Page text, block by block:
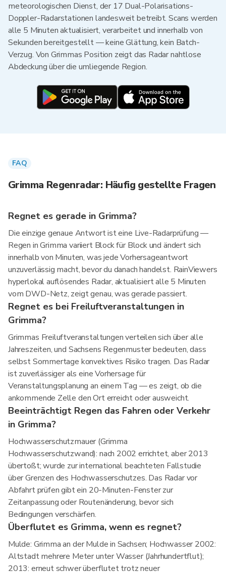
meteorologischen Dienst, der 17 Dual-Polarisations-
Doppler-Radarstationen landesweit betreibt. Scans werden
alle 5 Minuten aktualisiert, verarbeitet und innerhalb von
Sekunden bereitgestellt — keine Glättung, kein Batch-
Verzug. Von Grimmas Position zeigt das Radar nahtlose
Abdeckung über die umliegende Region.
FAQ
Grimma Regenradar: Häufig gestellte Fragen
Regnet es gerade in Grimma?
Die einzige genaue Antwort ist eine Live-Radarprüfung —
Regen in Grimma variiert Block für Block und ändert sich
innerhalb von Minuten, was jede Vorhersageantwort
unzuverlässig macht, bevor du danach handelst. RainViewers
hyperlokal auflösendes Radar, aktualisiert alle 5 Minuten
vom DWD-Netz, zeigt genau, was gerade passiert.
Regnet es bei Freiluftveranstaltungen in
Grimma?
Grimmas Freiluftveranstaltungen verteilen sich über alle
Jahreszeiten, und Sachsens Regenmuster bedeuten, dass
selbst Sommertage konvektives Risiko tragen. Das Radar
ist zuverlässiger als eine Vorhersage für
Veranstaltungsplanung an einem Tag — es zeigt, ob die
ankommende Zelle den Ort erreicht oder ausweicht.
Beeinträchtigt Regen das Fahren oder Verkehr
in Grimma?
Hochwasserschutzmauer (Grimma
Hochwasserschutzwand): nach 2002 errichtet, aber 2013
übertoßt; wurde zur international beachteten Fallstudie
über Grenzen des Hochwasserschutzes. Das Radar vor
Abfahrt prüfen gibt ein 20-Minuten-Fenster zur
Zeitanpassung oder Routenänderung, bevor sich
Bedingungen verschärfen.
Überflutet es Grimma, wenn es regnet?
Mulde: Grimma an der Mulde in Sachsen; Hochwasser 2002:
Altstadt mehrere Meter unter Wasser (Jahrhundertflut);
2013: erneut schwer überflutet trotz neuer